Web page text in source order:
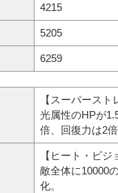
4215
5205
6259
【スーパースト
光属性のHPが
倍、回復力は2倍
【ヒート・ビジ
敵全体に10000
化。